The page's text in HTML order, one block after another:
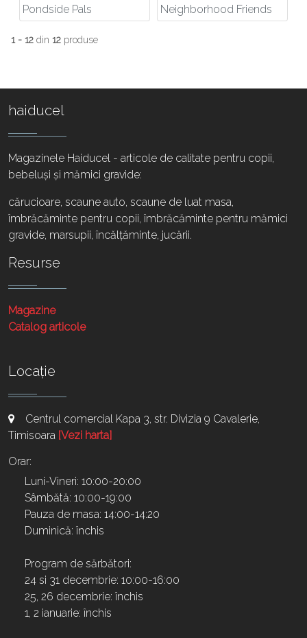
Pondside Pals
Neighborhood Friends
1 - 12 din 12 produse
haiducel
Magazinele Haiducel - articole de calitate pentru copii,
bebeluși și mămici gravide:
cărucioare, scaune auto, scaune de luat masa,
îmbrăcăminte pentru copii, îmbrăcăminte pentru mămici
gravide, marsupii, încălțăminte, jucării.
Resurse
Magazine
Catalog articole
Locație
Centrul comercial Kapa 3, str. Divizia 9 Cavalerie,
Timisoara [Vezi harta]
Orar:
Luni-Vineri: 10:00-20:00
Sâmbătă: 10:00-19:00
Pauza de masa: 14:00-14:20
Duminică: închis
Program de sărbători:
24 si 31 decembrie: 10:00-16:00
25, 26 decembrie: închis
1, 2 ianuarie: închis